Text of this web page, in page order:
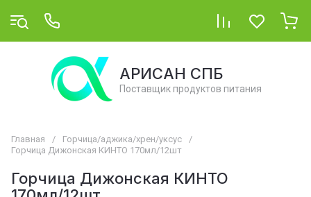
АРИСАН СПБ
Поставщик продуктов питания
Главная / Горчица/аджика/хрен/уксус
/
Горчица Дижонская КИНТО 170мл/12шт
Горчица Дижонская КИНТО